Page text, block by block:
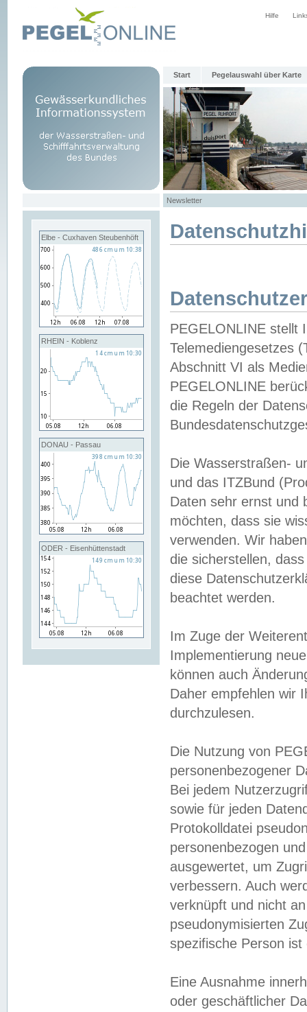
Hilfe
Start Pegelauswahl über Karte
Newsletter
Elbe - Cuxhaven Steubenhöft
RHEIN - Koblenz
DONAU - Passau
ODER - Eisenhüttenstadt
PEGELONLINE stellt
Telemediengesetzes
Abschnitt VI als
PEGELONLINE
die Regeln der
Die Wasserstraßen-
und das ITZBund
Daten sehr ernst und
möchten, dass sie
verwenden. Wir
die sicherstellen,
diese
beachtet werden.
Im Zuge der
Implementierung
können auch
Daher empfehlen wir
durchzulesen.
Die Nutzung von
personenbezogener
Bei jedem
sowie für jeden
Protokolldatei
personenbezogen
ausgewertet, um
verbessern. Auch
verknüpft und nicht
pseudonymisierten
spezifische Person
Eine Ausnahme
oder geschäftlicher